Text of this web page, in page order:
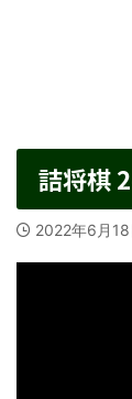
詰将棋
2022年6月18